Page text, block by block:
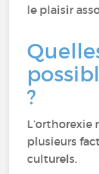
le plaisir
?
L’orthorexie
plusieurs
culturels.